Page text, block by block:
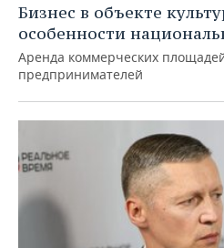
Бизнес в объекте
особенности
Аренда коммерческих
предпринимателей